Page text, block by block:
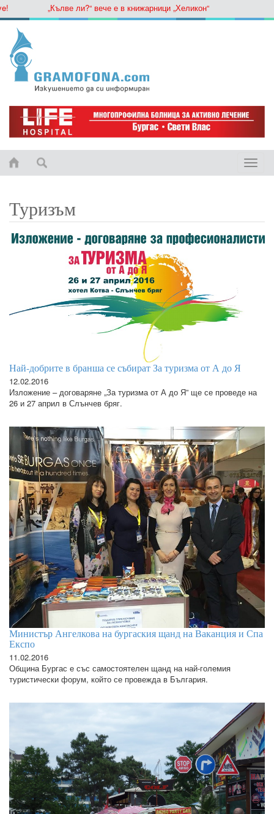
„Кълве ли?“ вече е в книжарници „Хеликон“
Toggle
Туризъм
Най-добрите в бранша се събират За туризма от А до Я
12.02.2016
Изложение – договаряне „За туризма от А до Я” ще се проведе на
26 и 27 април в Слънчев бряг.
Министър Ангелкова на бургаския щанд на Ваканция и Спа
Експо
11.02.2016
Община Бургас е със самостоятелен щанд на най-големия
туристически форум, който се провежда в България.